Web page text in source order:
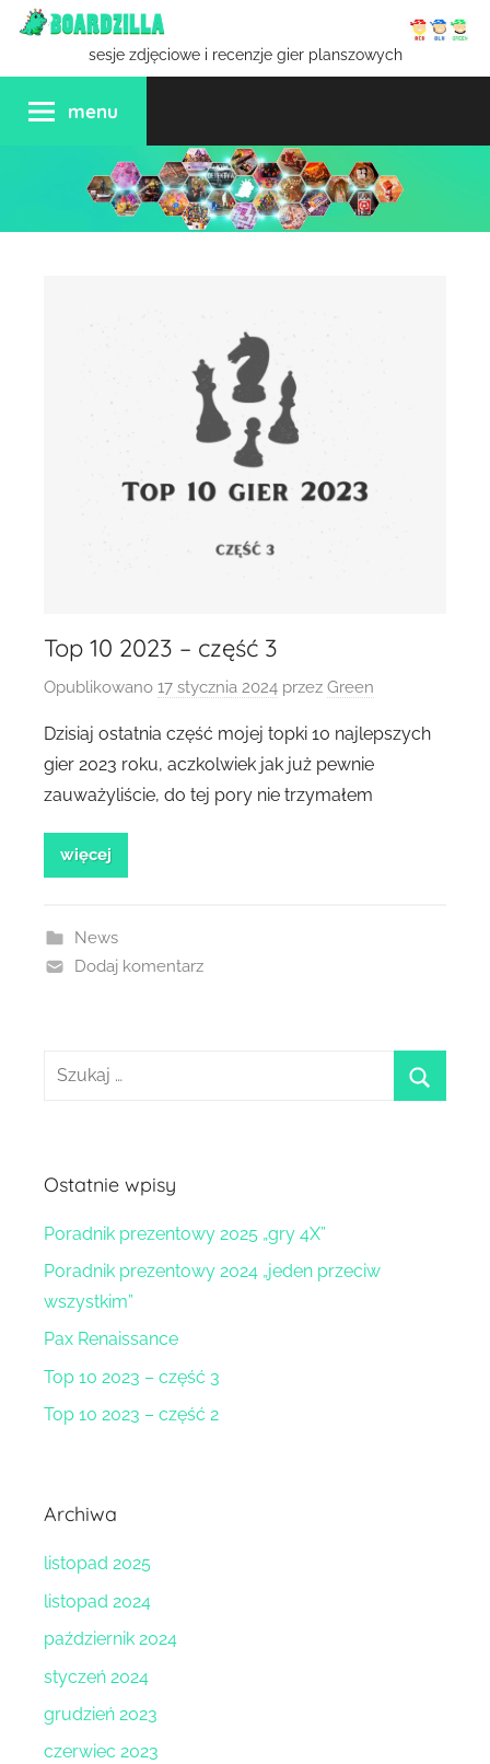
Przejdź
treści
sesje zdjęciowe i recenzje gier planszowych
menu
Top 10 2023 – część 3
Opublikowano 17 stycznia 2024 przez Green
Dzisiaj ostatnia część mojej topki 10 najlepszych
gier 2023 roku, aczkolwiek jak już pewnie
zauważyliście, do tej pory nie trzymałem
więcej
News
Dodaj komentarz
Szukaj:
Ostatnie wpisy
Poradnik prezentowy 2025 „gry 4X”
Poradnik prezentowy 2024 „jeden przeciw
wszystkim”
Pax Renaissance
Top 10 2023 – część 3
Top 10 2023 – część 2
Archiwa
listopad 2025
listopad 2024
październik 2024
styczeń 2024
grudzień 2023
czerwiec 2023